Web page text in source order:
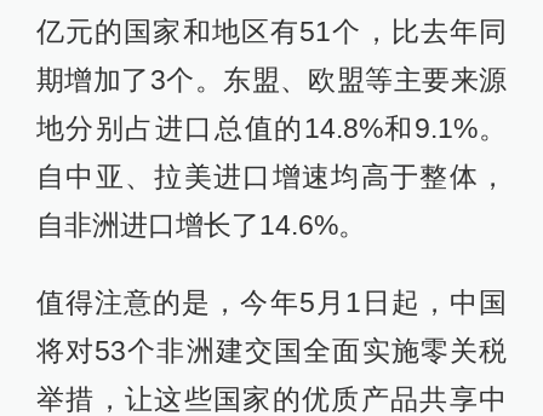
亿元的国家和地区有51个，比去年同
期增加了3个。东盟、欧盟等主要来源
地分别占进口总值的14.8%和9.1%。
自中亚、拉美进口增速均高于整体，
自非洲进口增长了14.6%。
值得注意的是，今年5月1日起，中国
将对53个非洲建交国全面实施零关税
举措，让这些国家的优质产品共享中